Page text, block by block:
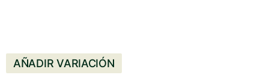
AÑADIR VARIACIÓN